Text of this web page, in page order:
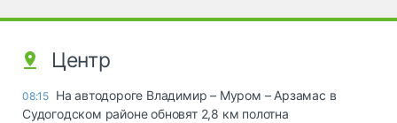
Центр
08:15 На автодороге Владимир – Муром – Арзамас в
Судогодском районе обновят 2,8 км полотна